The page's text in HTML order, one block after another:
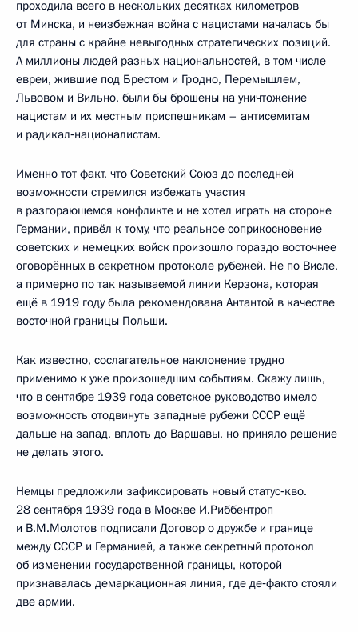
проходила всего в нескольких десятках километров
от Минска, и неизбежная война с нацистами началась бы
для страны с крайне невыгодных стратегических позиций.
А миллионы людей разных национальностей, в том числе
евреи, жившие под Брестом и Гродно, Перемышлем,
Львовом и Вильно, были бы брошены на уничтожение
нацистам и их местным приспешникам – антисемитам
и радикал‑националистам.
Именно тот факт, что Советский Союз до последней
возможности стремился избежать участия
в разгорающемся конфликте и не хотел играть на стороне
Германии, привёл к тому, что реальное соприкосновение
советских и немецких войск произошло гораздо восточнее
оговорённых в секретном протоколе рубежей. Не по Висле,
а примерно по так называемой линии Керзона, которая
ещё в 1919 году была рекомендована Антантой в качестве
восточной границы Польши.
Как известно, сослагательное наклонение трудно
применимо к уже произошедшим событиям. Скажу лишь,
что в сентябре 1939 года советское руководство имело
возможность отодвинуть западные рубежи СССР ещё
дальше на запад, вплоть до Варшавы, но приняло решение
не делать этого.
Немцы предложили зафиксировать новый статус‑кво.
28 сентября 1939 года в Москве И.Риббентроп
и В.М.Молотов подписали Договор о дружбе и границе
между СССР и Германией, а также секретный протокол
об изменении государственной границы, которой
признавалась демаркационная линия, где де‑факто стояли
две армии.